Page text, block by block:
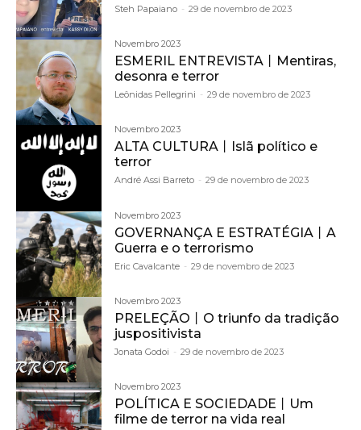
Steh Papaiano - 29 de novembro de 2023
Novembro 2023
ESMERIL ENTREVISTA丨Mentiras,
desonra e terror
Leônidas Pellegrini - 29 de novembro de 2023
Novembro 2023
ALTA CULTURA丨Islã político e
terror
André Assi Barreto - 29 de novembro de 2023
Novembro 2023
GOVERNANÇA E ESTRATÉGIA丨A
Guerra e o terrorismo
Eric Cavalcante - 29 de novembro de 2023
Novembro 2023
PRELEÇÃO丨O triunfo da tradição
juspositivista
Jonata Godoi - 29 de novembro de 2023
Novembro 2023
POLÍTICA E SOCIEDADE丨Um
filme de terror na vida real